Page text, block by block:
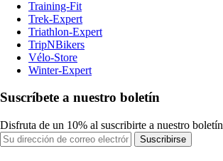
Training-Fit
Trek-Expert
Triathlon-Expert
TripNBikers
Vélo-Store
Winter-Expert
Suscríbete a nuestro boletín
Disfruta de un 10% al suscribirte a nuestro boletín
Suscribirse